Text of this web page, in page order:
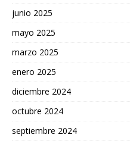
junio 2025
mayo 2025
marzo 2025
enero 2025
diciembre 2024
octubre 2024
septiembre 2024